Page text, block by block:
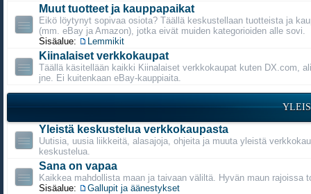
Muut tuotteet ja kauppapaikat
Eikö löytynyt sopivaa osiota? Täällä keskustellaan tuotteista ja
(mm. eBay ja Amazon), jotka eivät muiden kategorioiden alle sovi.
Sisäalue:
Lemmikit
Kiinalaiset verkkokaupat
Täällä käsitellään kaikki Kiinalaiset verkkokaupat kuten DX.com,
jne. Ei kuitenkaan eBay-kauppiaita.
Yleistä keskustelua verkkokaupasta
Uutisia, uusia liikkeitä, alasajoja, ohjeita ja muuta yleistä
keskustelua.
Sana on vapaa
Kaikkea mahdollista maan ja taivaan väliltä. Hyvän maun rajoissa
Sisäalue:
Gallupit ja äänestykset